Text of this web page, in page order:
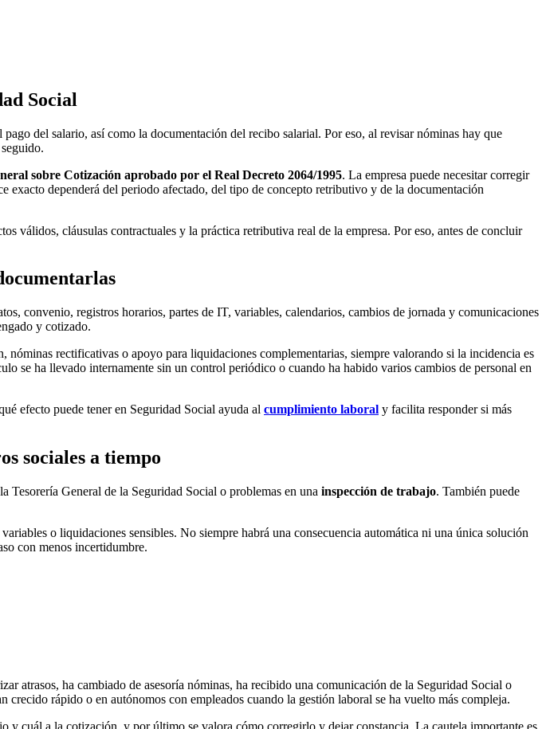
Social
del salario, así como la documentación del recibo salarial. Por eso, al revisar nóminas hay que
sobre Cotización aprobado por el Real Decreto 2064/1995. La empresa puede necesitar corregir
exacto dependerá del periodo afectado, del tipo de concepto retributivo y de la documentación
válidos, cláusulas contractuales y la práctica retributiva real de la empresa. Por eso, antes de concluir
convenio, registros horarios, partes de IT, variables, calendarios, cambios de jornada y comunicaciones
y cotizado.
rectificativas o apoyo para liquidaciones complementarias, siempre valorando si la incidencia es
se ha llevado internamente sin un control periódico o cuando ha habido varios cambios de personal en
efecto puede tener en Seguridad Social ayuda al cumplimiento laboral y facilita responder si más
sociales a tiempo
Tesorería General de la Seguridad Social o problemas en una inspección de trabajo. También puede
o liquidaciones sensibles. No siempre habrá una consecuencia automática ni una única solución
con menos incertidumbre.
atrasos, ha cambiado de asesoría nóminas, ha recibido una comunicación de la Seguridad Social o
rápido o en autónomos con empleados cuando la gestión laboral se ha vuelto más compleja.
y cuál a la cotización, y por último se valora cómo corregirlo y dejar constancia. La cautela importante es